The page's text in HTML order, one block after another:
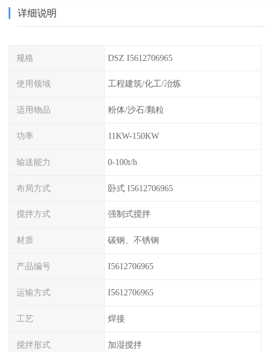
详细说明
规格 DSZ I5612706965
使用领域 工程建筑/化工/冶炼
适用物品 粉体/沙石/颗粒
功率 11KW-150KW
输送能力 0-100t/h
布局方式 卧式 I5612706965
搅拌方式 强制式搅拌
材质 碳钢、不锈钢
产品编号 I5612706965
运输方式 I5612706965
工艺 焊接
搅拌形式 加湿搅拌